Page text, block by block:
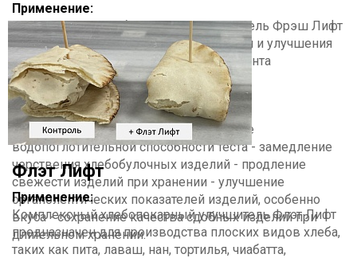
Применение:
Комплексный хлебопекарный улучшитель Фрэш Лифт
предназначен для сохранения свежести и улучшения
вкусовых свойств широкого ассортимента
хлебобулочных изделий.
Достигаемый эффект:
Фрэш Лифт обеспечивает: - повышение
водопоглотительной способности теста - замедление
черствения хлебобулочных изделий - продление
свежести изделий при хранении - улучшение
органолептических показателей изделий, особенно
вкуса - сохранение качества сдобных изделий при
длительном хранении.
Флэт Лифт
Применение:
Комплексный хлебопекарный улучшитель Флэт Лифт
предназначен для производства плоских видов хлеба,
таких как пита, лаваш, нан, тортилья, чиабатта,